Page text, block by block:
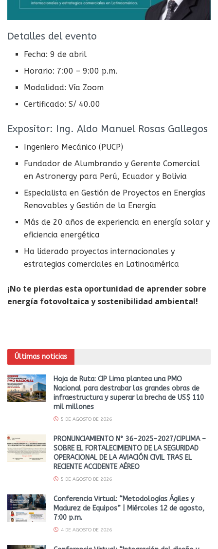
Detalles del evento
Fecha: 9 de abril
Horario: 7:00 – 9:00 p.m.
Modalidad: Vía Zoom
Certificado: S/ 40.00
Expositor: Ing. Aldo Manuel Rosas Gallegos
Ingeniero Mecánico (PUCP)
Fundador de Alumbrando y Gerente Comercial
en Astronergy para Perú, Ecuador y Bolivia
Especialista en Gestión de Proyectos en Energías
Renovables y Gestión de la Energía
Más de 20 años de experiencia en energía solar y
eficiencia energética
Ha liderado proyectos internacionales y
estrategias comerciales en Latinoamérica
¡No te pierdas esta oportunidad de aprender sobre
energía fotovoltaica y sostenibilidad ambiental!
Últimas noticias
Hoja de Ruta: CIP Lima plantea una PMO
Nacional para destrabar las grandes obras de
infraestructura y superar la brecha de US$ 110
mil millones
5 DE AGOSTO DE 2026
PRONUNCIAMIENTO N° 36-2025-2027/CIPLIMA –
SOBRE EL FORTALECIMIENTO DE LA SEGURIDAD
OPERACIONAL DE LA AVIACIÓN CIVIL TRAS EL
RECIENTE ACCIDENTE AÉREO
5 DE AGOSTO DE 2026
Conferencia Virtual: “Metodologías Ágiles y
Madurez de Equipos” | Miércoles 12 de agosto,
7:00 p.m.
4 DE AGOSTO DE 2026